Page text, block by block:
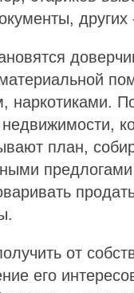
наркотиками.
план,
от
его